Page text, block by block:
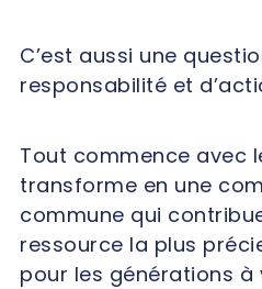
C’est aussi une
responsabilité et
Tout commence avec
transforme en une
commune qui
ressource la plus
pour les générations à